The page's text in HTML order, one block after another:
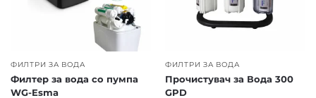
ФИЛТРИ ЗА ВОДА
Филтер за вода со пумпа
WG-Esma
ФИЛТРИ ЗА ВОДА
Прочистувач за Вода 300
GPD